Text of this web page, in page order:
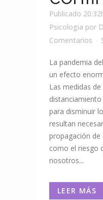
Publicado
Psicologia por
Comentarios
La pandemia
un efecto
Las medidas
para disminuir
resultan
propagación
como el riesgo
nosotros...
LEER MÁS